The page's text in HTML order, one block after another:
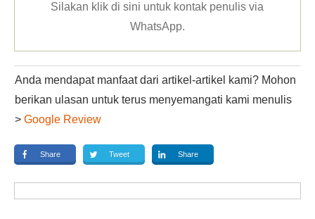
Silakan klikdi sini untuk kontak penulis via
WhatsApp.
Anda mendapat manfaat dari artikel-artikel kami? Mohon
berikan ulasan untuk terus menyemangati kami menulis
> Google Review
Share Tweet Share